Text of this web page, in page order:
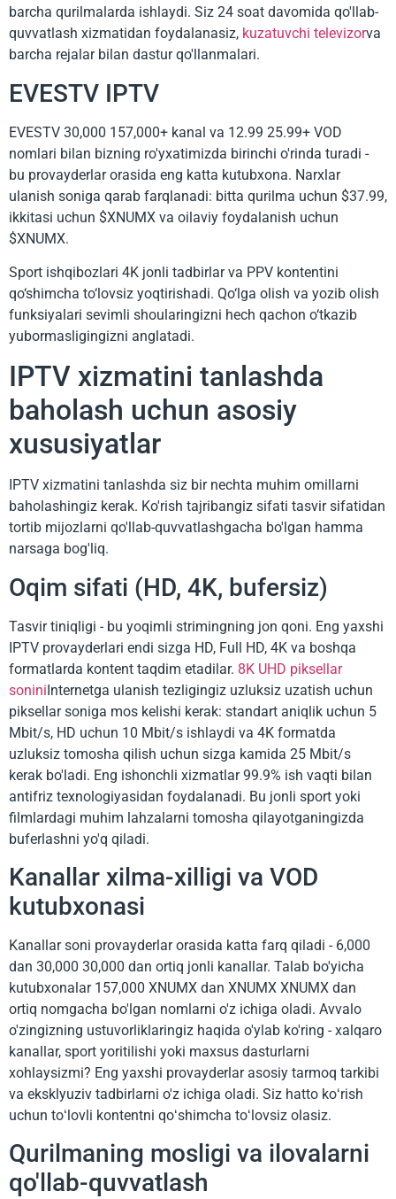
barcha qurilmalarda ishlaydi. Siz 24 soat davomida qo'llab-
quvvatlash xizmatidan foydalanasiz, kuzatuvchi televizorva
barcha rejalar bilan dastur qo'llanmalari.
EVESTV IPTV
EVESTV 30,000 157,000+ kanal va 12.99 25.99+ VOD
nomlari bilan bizning ro'yxatimizda birinchi o'rinda turadi -
bu provayderlar orasida eng katta kutubxona. Narxlar
ulanish soniga qarab farqlanadi: bitta qurilma uchun $37.99,
ikkitasi uchun $XNUMX va oilaviy foydalanish uchun
$XNUMX.
Sport ishqibozlari 4K jonli tadbirlar va PPV kontentini
qo‘shimcha to‘lovsiz yoqtirishadi. Qo‘lga olish va yozib olish
funksiyalari sevimli shoularingizni hech qachon o‘tkazib
yubormasligingizni anglatadi.
IPTV xizmatini tanlashda
baholash uchun asosiy
xususiyatlar
IPTV xizmatini tanlashda siz bir nechta muhim omillarni
baholashingiz kerak. Ko'rish tajribangiz sifati tasvir sifatidan
tortib mijozlarni qo'llab-quvvatlashgacha bo'lgan hamma
narsaga bog'liq.
Oqim sifati (HD, 4K, bufersiz)
Tasvir tiniqligi - bu yoqimli strimingning jon qoni. Eng yaxshi
IPTV provayderlari endi sizga HD, Full HD, 4K va boshqa
formatlarda kontent taqdim etadilar. 8K UHD piksellar
soniniInternetga ulanish tezligingiz uzluksiz uzatish uchun
piksellar soniga mos kelishi kerak: standart aniqlik uchun 5
Mbit/s, HD uchun 10 Mbit/s ishlaydi va 4K formatda
uzluksiz tomosha qilish uchun sizga kamida 25 Mbit/s
kerak bo'ladi. Eng ishonchli xizmatlar 99.9% ish vaqti bilan
antifriz texnologiyasidan foydalanadi. Bu jonli sport yoki
filmlardagi muhim lahzalarni tomosha qilayotganingizda
buferlashni yo'q qiladi.
Kanallar xilma-xilligi va VOD
kutubxonasi
Kanallar soni provayderlar orasida katta farq qiladi - 6,000
dan 30,000 30,000 dan ortiq jonli kanallar. Talab bo'yicha
kutubxonalar 157,000 XNUMX dan XNUMX XNUMX dan
ortiq nomgacha bo'lgan nomlarni o'z ichiga oladi. Avvalo
o'zingizning ustuvorliklaringiz haqida o'ylab ko'ring - xalqaro
kanallar, sport yoritilishi yoki maxsus dasturlarni
xohlaysizmi? Eng yaxshi provayderlar asosiy tarmoq tarkibi
va eksklyuziv tadbirlarni o'z ichiga oladi. Siz hatto koʻrish
uchun toʻlovli kontentni qoʻshimcha toʻlovsiz olasiz.
Qurilmaning mosligi va ilovalarni
qo'llab-quvvatlash